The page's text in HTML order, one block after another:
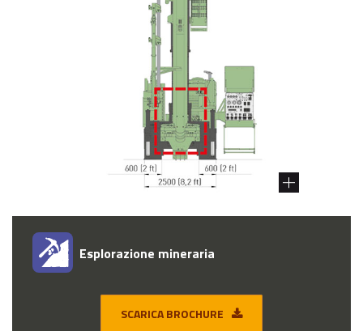
Esplorazione mineraria
SCARICA BROCHURE